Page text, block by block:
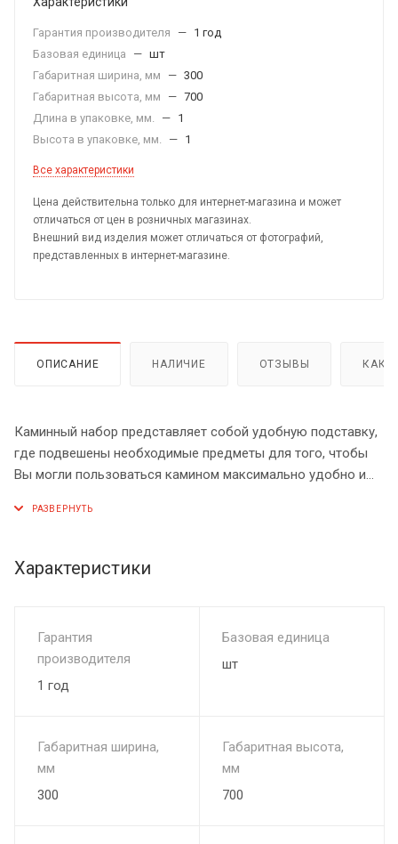
Гарантия производителя — 1 год
Базовая единица
— шт
Габаритная ширина, мм
— 300
Габаритная высота, мм
— 700
Длина в упаковке, мм.
— 1
Высота в упаковке, мм.
— 1
Все характеристики
Цена действительна только для интернет-магазина и может
отличаться от цен в розничных магазинах.
Внешний вид изделия может отличаться от фотографий,
представленных в интернет-магазине.
ОПИСАНИЕ НАЛИЧИЕ ОТЗЫВЫ КАК
Каминный набор представляет собой удобную подставку,
где подвешены необходимые предметы для того, чтобы
Вы могли пользоваться камином максимально удобно и
изготовлен из латуни и, в то же время, имеет эстетичный
Характеристики
Гарантия
производителя
1 год
Базовая единица
шт
Габаритная ширина,
мм
300
Габаритная высота,
мм
700